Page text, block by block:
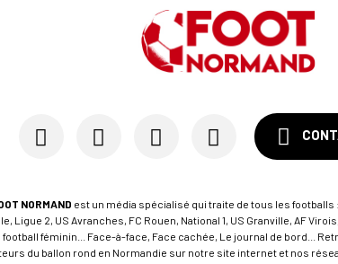
NORMAND est un média spécialisé qui traite de tous les footballs :
Ligue 2, US Avranches, FC Rouen, National 1, US Granville, AF
féminin... Face-à-face, Face cachée, Le journal de bord...
du ballon rond en Normandie sur notre site internet et nos